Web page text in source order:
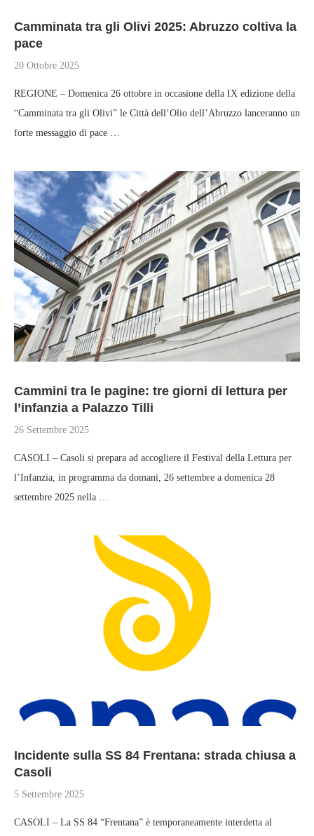
Camminata tra gli Olivi 2025: Abruzzo coltiva la
pace
20 Ottobre 2025
REGIONE – Domenica 26 ottobre in occasione della IX edizione della
“Camminata tra gli Olivi” le Città dell’Olio dell’Abruzzo lanceranno un
forte messaggio di pace …
Cammini tra le pagine: tre giorni di lettura per
l’infanzia a Palazzo Tilli
26 Settembre 2025
CASOLI – Casoli si prepara ad accogliere il Festival della Lettura per
l’Infanzia, in programma da domani, 26 settembre a domenica 28
settembre 2025 nella …
Incidente sulla SS 84 Frentana: strada chiusa a
Casoli
5 Settembre 2025
CASOLI – La SS 84 “Frentana” è temporaneamente interdetta al